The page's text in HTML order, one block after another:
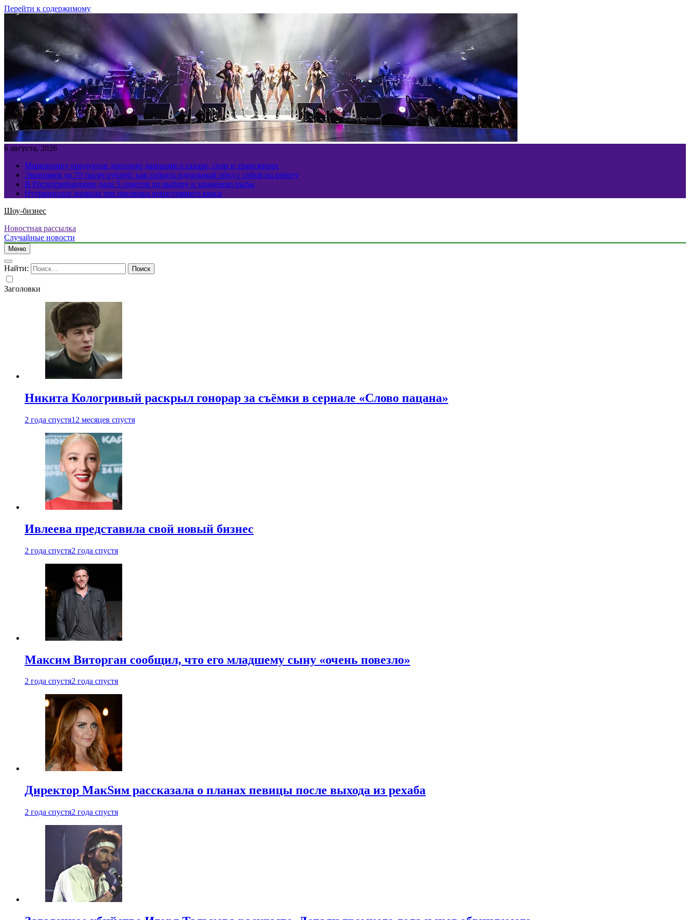
Перейти к содержимому
6 августа, 2026
Маркировку продуктов дополнят данными о сахаре, соли и трансжирах
Экономим до 70 тысяч рублей: как собрать идеальный обед с собой на работу
В Роспотребнадзоре дали 5 советов по выбору и хранению рыбы
Нутрициолог назвала три признака ненастоящего кваса
Шоу-бизнес
Новостная рассылка
Случайные новости
Меню
Найти:
Заголовки
Никита Кологривый раскрыл гонорар за съёмки в сериале «Слово пацана»
2 года спустя12 месяцев спустя
Ивлеева представила свой новый бизнес
2 года спустя2 года спустя
Максим Виторган сообщил, что его младшему сыну «очень повезло»
2 года спустя2 года спустя
Директор МакSим рассказала о планах певицы после выхода из рехаба
2 года спустя2 года спустя